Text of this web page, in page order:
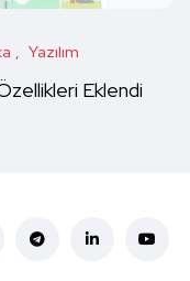
Yazılım
Eklendi